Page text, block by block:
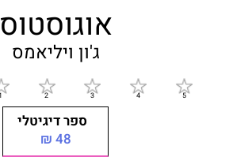
אוגוסטוס
ג'ון ויליאמס
ספר דיגיטלי
48 ₪